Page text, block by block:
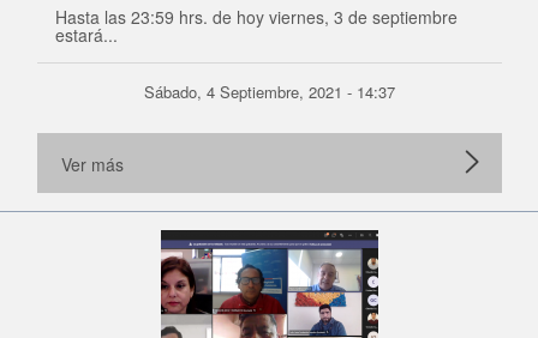
Hasta las 23:59 hrs. de hoy viernes, 3 de septiembre
estará...
Sábado, 4 Septiembre, 2021 - 14:37
Ver más